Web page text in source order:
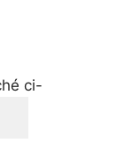
ci-